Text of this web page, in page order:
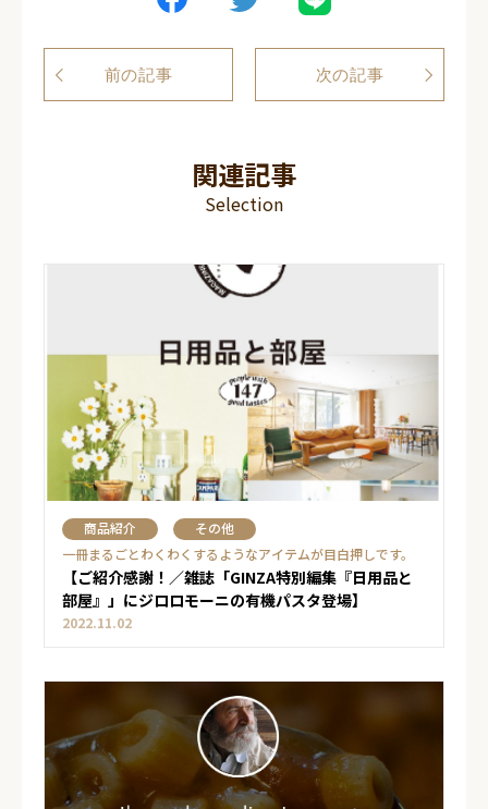
前の記事 次の記事
関連記事
Selection
商品紹介 その他
一冊まるごとわくわくするようなアイテムが目白押しです。
【ご紹介感謝！／雑誌「GINZA特別編集『日用品と
部屋』」にジロロモーニの有機パスタ登場】
2022.11.02